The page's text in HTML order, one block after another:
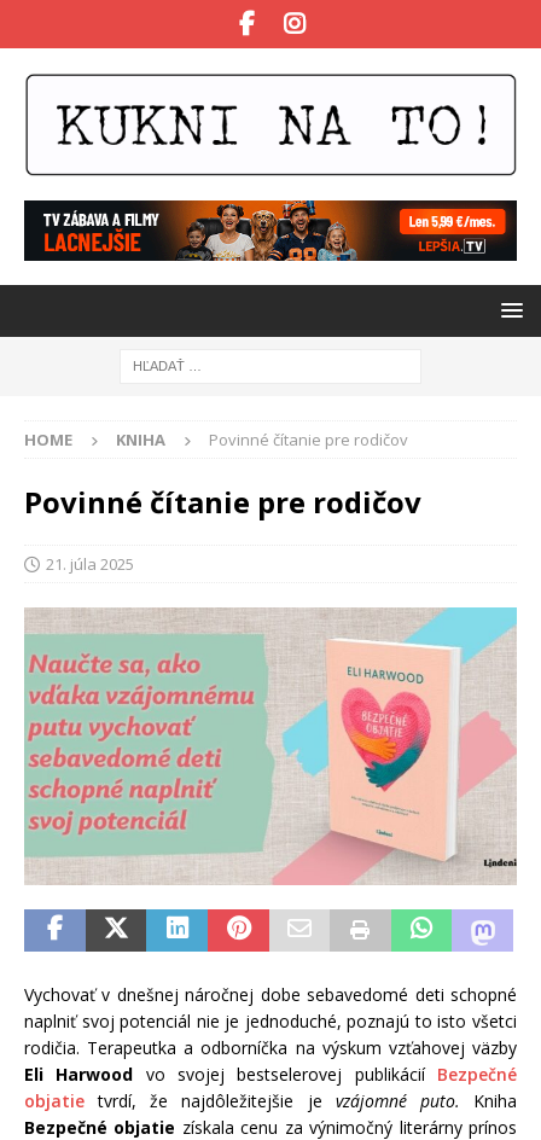
HOME KNIHA Povinné čítanie pre rodičov
Povinné čítanie pre rodičov
21. júla 2025
Vychovať v dnešnej náročnej dobe sebavedomé deti schopné
naplniť svoj potenciál nie je jednoduché, poznajú to isto všetci
rodičia. Terapeutka a odborníčka na výskum vzťahovej väzby
Eli Harwood vo svojej bestselerovej publikácií Bezpečné
objatie tvrdí, že najdôležitejšie je vzájomné puto. Kniha
Bezpečné objatie získala cenu za výnimočný literárny prínos